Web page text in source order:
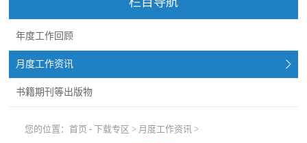
年度工作回顾
月度工作资讯
书籍期刊等出版物
您的位置：首页 -下载专区 > 月度工作资讯 >